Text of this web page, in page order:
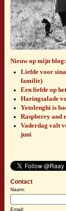
Nieuw op mijn blog:
Liefde voor
familie)
Een liefde op
Haringsalade
Yotolenghi is
Raspberry and
Vaderdag valt
juni
Contact
Naam:
Email: